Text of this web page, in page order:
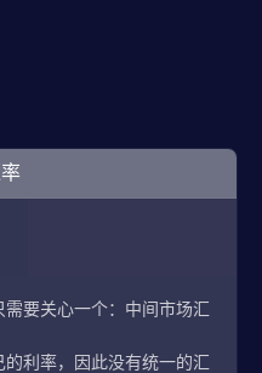
要关心一个：中间市场汇
利率，因此没有统一的汇